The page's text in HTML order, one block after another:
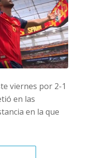
viernes por 2-1
en las
en la que